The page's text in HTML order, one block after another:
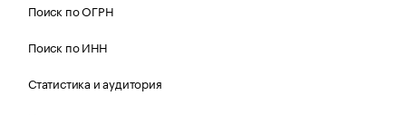
Поиск по ОГРН
Поиск по ИНН
Статистика и аудитория